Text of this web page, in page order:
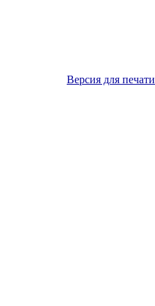
Версия для печати